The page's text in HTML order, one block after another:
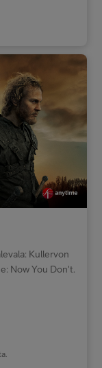
Kullervon
Now You Don't.